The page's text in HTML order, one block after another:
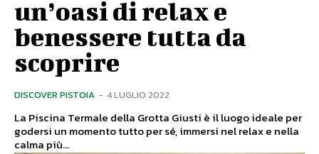
un’oasi di relax e
benessere tutta da
scoprire
DISCOVER PISTOIA - 4 LUGLIO 2022
La Piscina Termale della Grotta Giusti è il luogo ideale per
godersi un momento tutto per sé, immersi nel relax e nella
calma più...